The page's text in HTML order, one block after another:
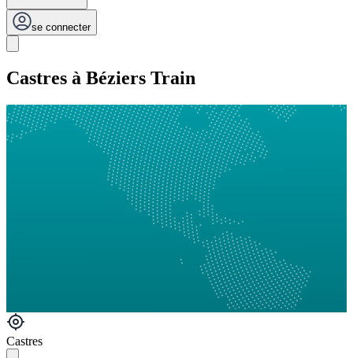
se connecter
Castres à Béziers Train
Castres